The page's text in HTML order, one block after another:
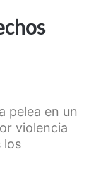
pelea en un
violencia
los